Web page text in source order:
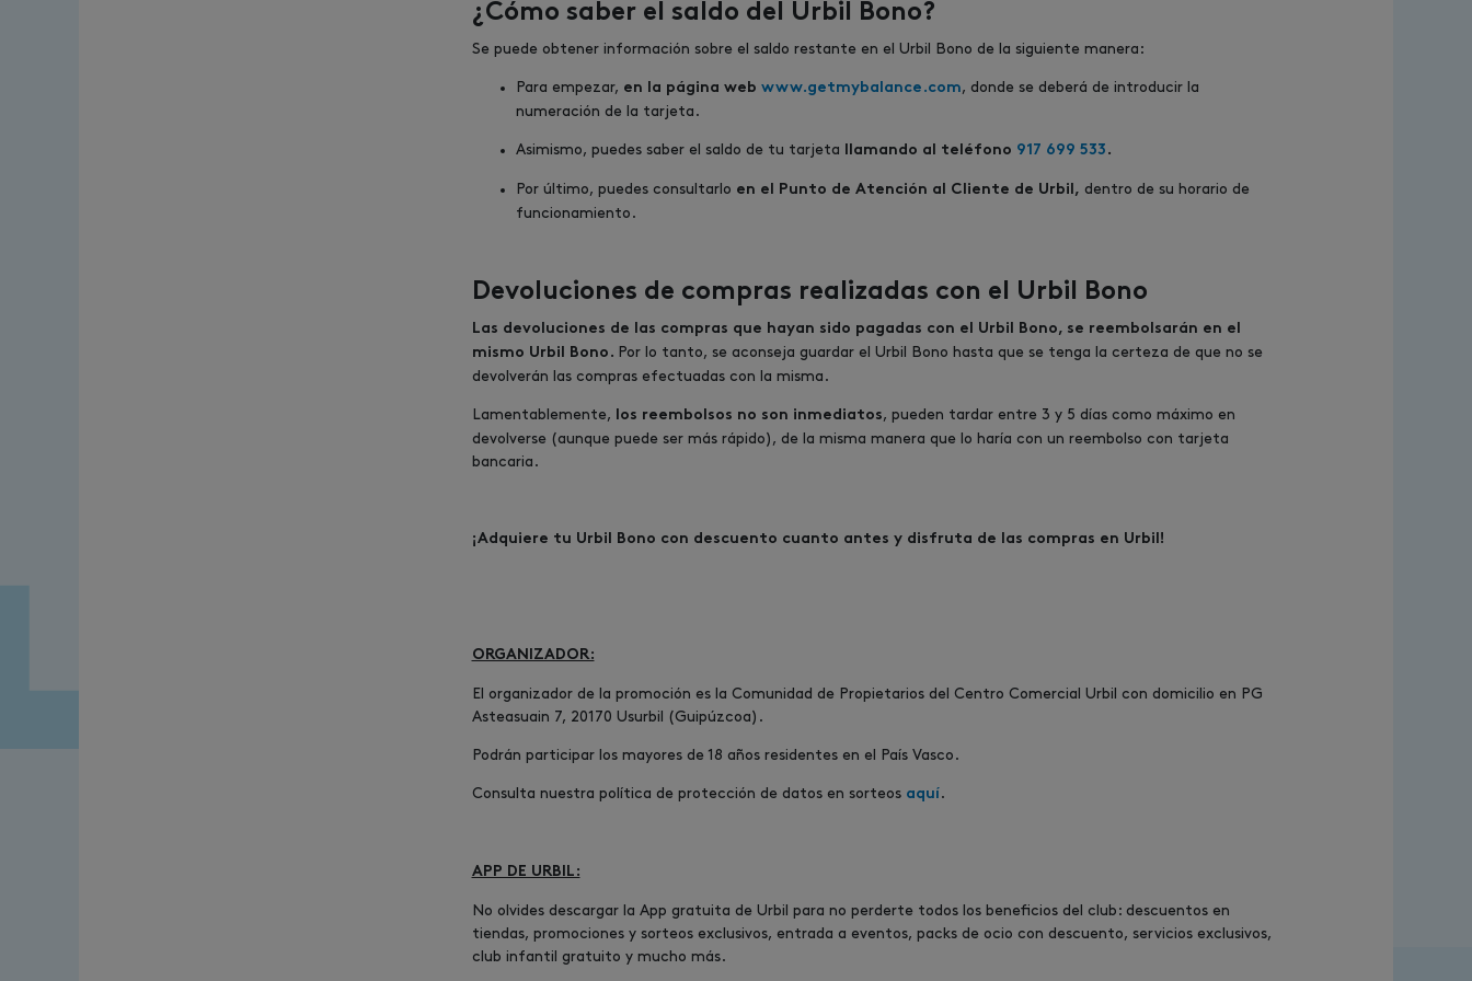
¿Cómo saber el saldo del Urbil Bono?
Se puede obtener información sobre el saldo restante en el Urbil Bono de la siguiente manera:
Para empezar, en la página web www.getmybalance.com, donde se deberá de introducir la
numeración de la tarjeta.
Asimismo, puedes saber el saldo de tu tarjeta llamando al teléfono 917 699 533 .
Por último, puedes consultarlo en el Punto de Atención al Cliente de Urbil, dentro de su horario de
funcionamiento.
Devoluciones de compras realizadas con el Urbil Bono
Las devoluciones de las compras que hayan sido pagadas con el Urbil Bono, se reembolsarán en el
mismo Urbil Bono. Por lo tanto, se aconseja guardar el Urbil Bono hasta que se tenga la certeza de que no se
devolverán las compras efectuadas con la misma.
Lamentablemente, los reembolsos no son inmediatos, pueden tardar entre 3 y 5 días como máximo en
devolverse (aunque puede ser más rápido), de la misma manera que lo haría con un reembolso con tarjeta
bancaria.
¡Adquiere tu Urbil Bono con descuento cuanto antes y disfruta de las compras en Urbil!
ORGANIZADOR:
El organizador de la promoción es la Comunidad de Propietarios del Centro Comercial Urbil con domicilio en PG
Asteasuain 7, 20170 Usurbil (Guipúzcoa).
Podrán participar los mayores de 18 años residentes en el País Vasco.
Consulta nuestra política de protección de datos en sorteos aquí .
APP DE URBIL:
No olvides descargar la App gratuita de Urbil para no perderte todos los beneficios del club: descuentos en
tiendas, promociones y sorteos exclusivos, entrada a eventos, packs de ocio con descuento, servicios exclusivos,
club infantil gratuito y mucho más.